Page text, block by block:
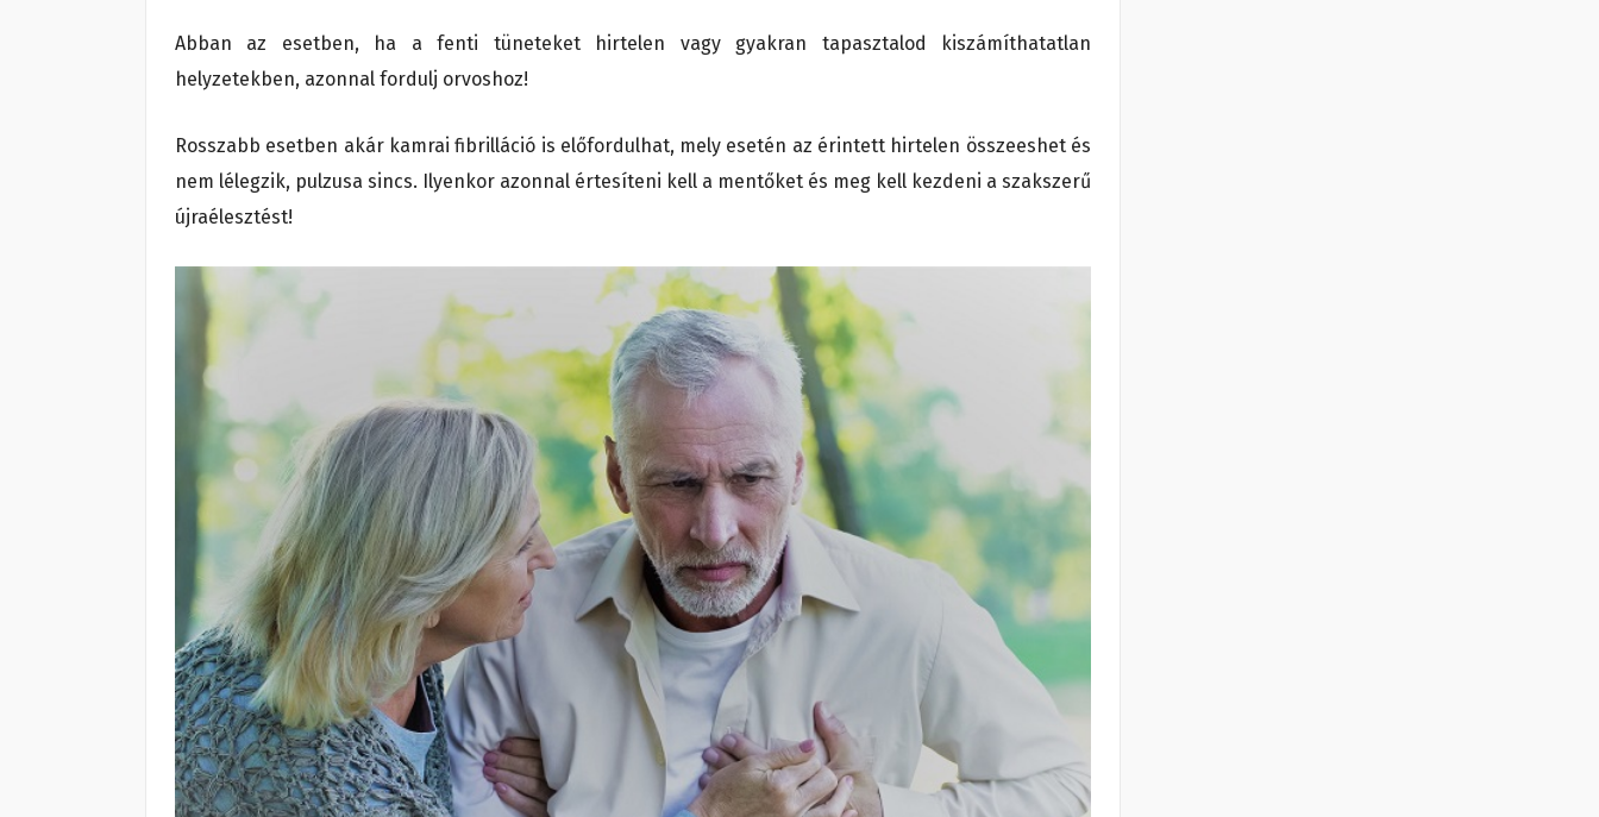
Abban az esetben, ha a fenti tüneteket hirtelen vagy gyakran tapasztalod kiszámíthatatlan
helyzetekben, azonnal fordulj orvoshoz!
Rosszabb esetben akár kamrai fibrilláció is előfordulhat, mely esetén az érintett hirtelen összeeshet és
nem lélegzik, pulzusa sincs. Ilyenkor azonnal értesíteni kell a mentőket és meg kell kezdeni a szakszerű
újraélesztést!